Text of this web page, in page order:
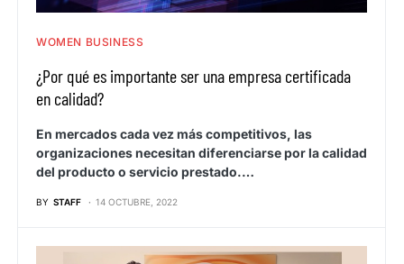
WOMEN BUSINESS
¿Por qué es importante ser una empresa certificada
en calidad?
En mercados cada vez más competitivos, las
organizaciones necesitan diferenciarse por la calidad
del producto o servicio prestado.…
BY STAFF 14 OCTUBRE, 2022